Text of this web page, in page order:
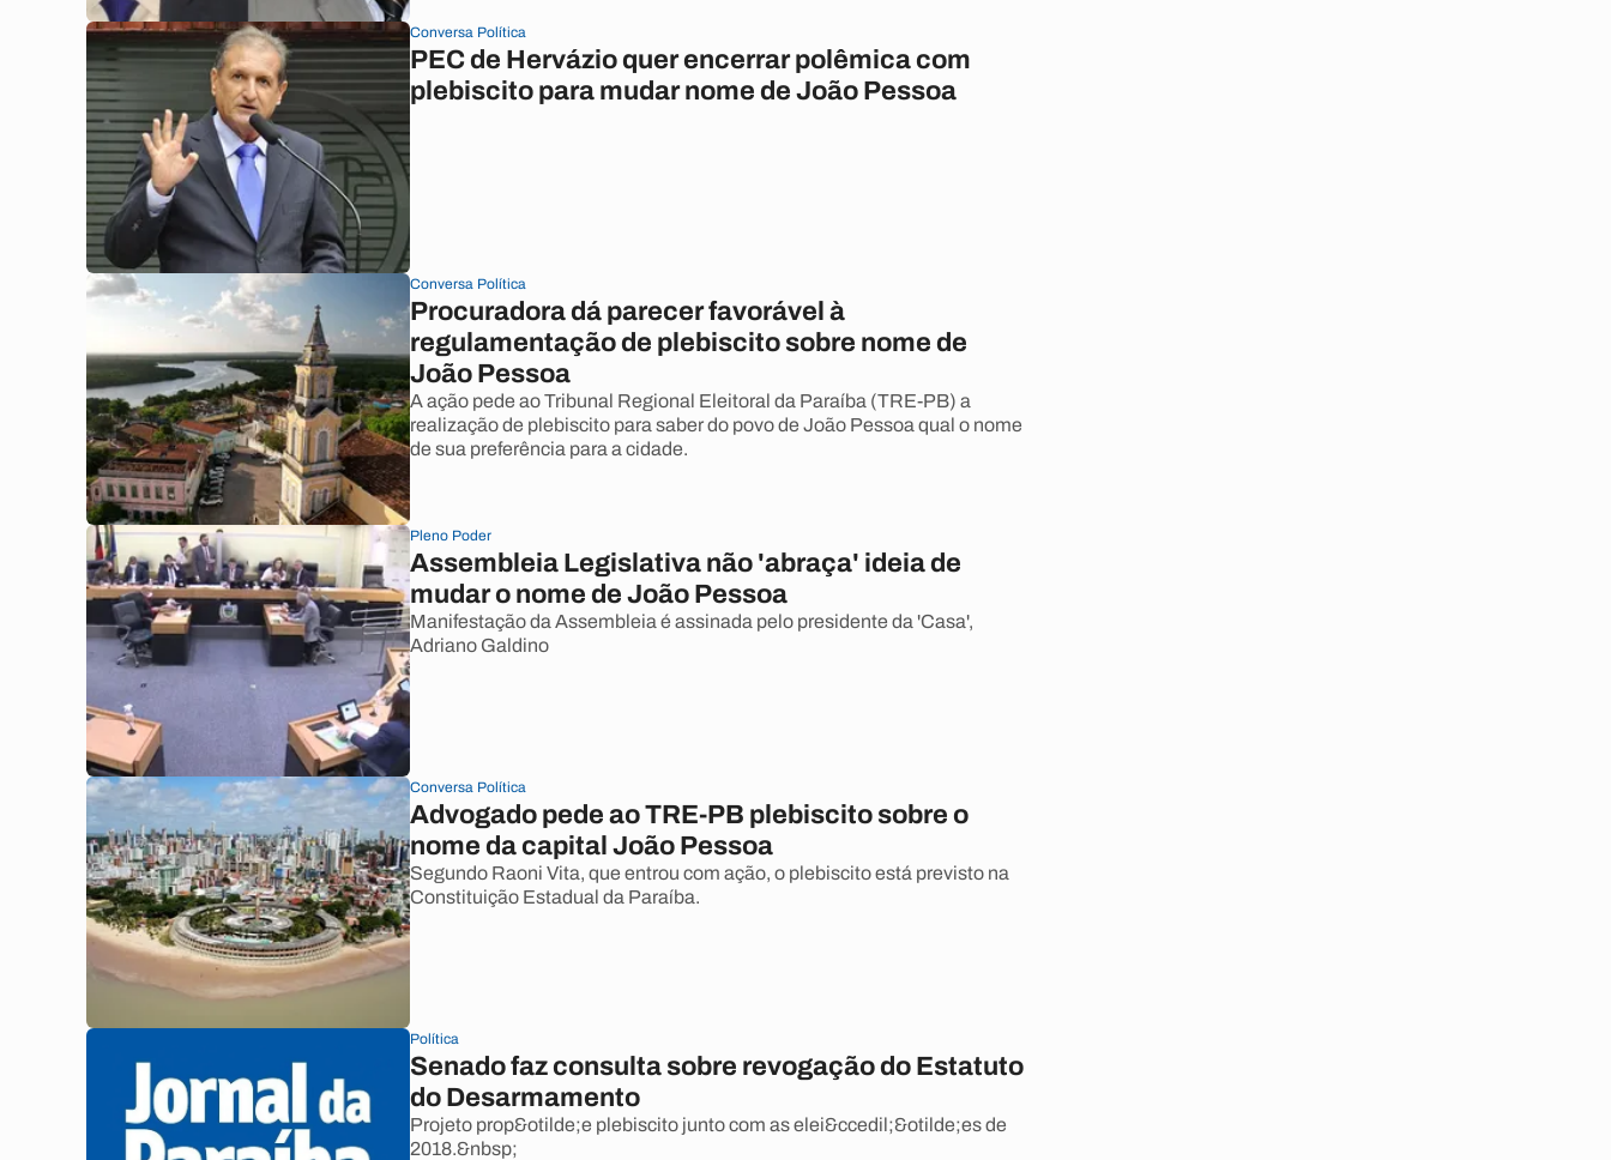
Conversa Política
PEC de Hervázio quer encerrar polêmica com
plebiscito para mudar nome de João Pessoa
Conversa Política
Procuradora dá parecer favorável à
regulamentação de plebiscito sobre nome de
João Pessoa
A ação pede ao Tribunal Regional Eleitoral da Paraíba (TRE-PB) a
realização de plebiscito para saber do povo de João Pessoa qual o nome
de sua preferência para a cidade.
Pleno Poder
Assembleia Legislativa não 'abraça' ideia de
mudar o nome de João Pessoa
Manifestação da Assembleia é assinada pelo presidente da 'Casa',
Adriano Galdino
Conversa Política
Advogado pede ao TRE-PB plebiscito sobre o
nome da capital João Pessoa
Segundo Raoni Vita, que entrou com ação, o plebiscito está previsto na
Constituição Estadual da Paraíba.
Política
Senado faz consulta sobre revogação do Estatuto
do Desarmamento
Projeto prop&otilde;e plebiscito junto com as elei&ccedil;&otilde;es de
2018.&nbsp;